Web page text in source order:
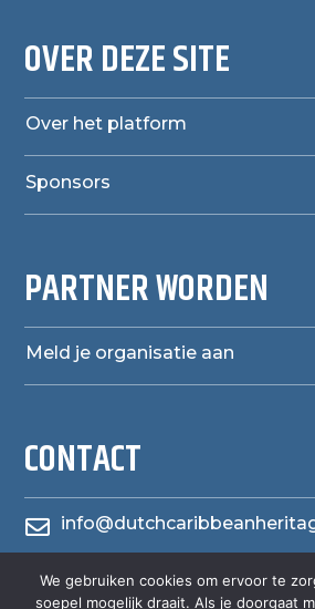
OVER DEZE SITE
Over het platform
Sponsors
PARTNER WORDEN
Meld je organisatie aan
CONTACT

 herensiaerfgoedheritage
We gebruiken cookies om ervoor te
soepel mogelijk draait. Als je doorgaat